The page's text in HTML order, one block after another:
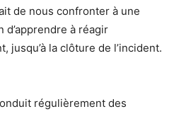
de nous confronter à une
à réagir
jusqu’à la clôture de l’incident.
régulièrement des